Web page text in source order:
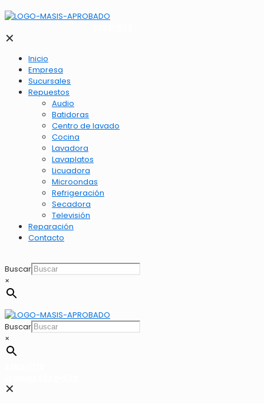
✕
Inicio
Empresa
Sucursales
Repuestos
Audio
Batidoras
Centro de lavado
Cocina
Lavadora
Lavaplatos
Licuadora
Microondas
Refrigeración
Secadora
Televisión
Reparación
Contacto
Buscar
×
Buscar
×
✕